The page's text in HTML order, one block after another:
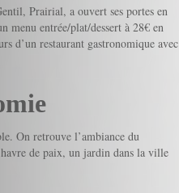
Prairial, a ouvert ses portes en
menu entrée/plat/dessert à 28€ en
d’un restaurant gastronomique avec
On retrouve l’ambiance du
havre de paix, un jardin dans la ville